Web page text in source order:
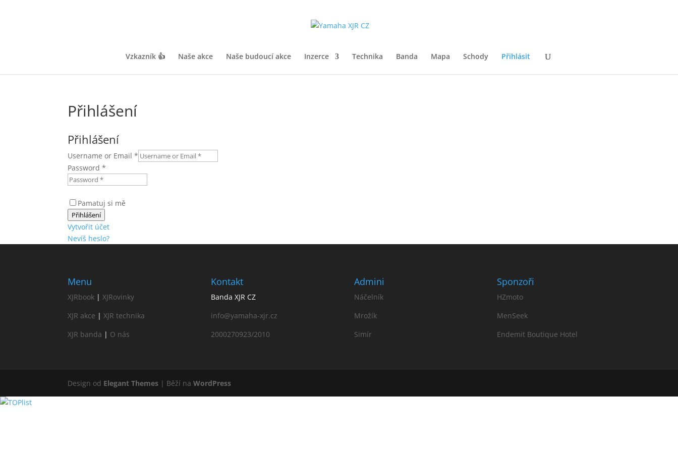
Vzkazník 👍 Naše akce Naše budoucí akce Inzerce Technika Banda Mapa Schody Přihlásit
Přihlášení
Přihlášení
Username or Email*
Password*
Pamatuj si mě
Přihlášení
Vytvořit účet
Nevíš heslo?
Menu
XJRbook |XJRovinky
XJR akce |XJR technika
XJR banda | O nás
Kontakt
Banda XJR CZ
info@yamaha-xjr.cz
2000270923/2010
Admini
Náčelník
Mrožík
Simír
Sponzoři
HZmoto
MenSeek
Endemit Boutique Hotel
Design od Elegant Themes | Běží naWordPress